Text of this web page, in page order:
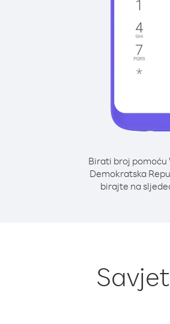
Birati broj pomoću
Demokratska
birajte na